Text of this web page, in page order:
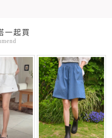
一起買